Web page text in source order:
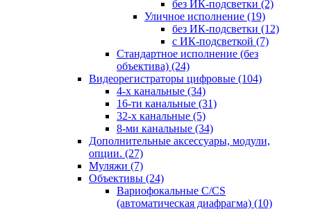
без ИК-подсветки (2)
Уличное исполнение (19)
без ИК-подсветки (12)
с ИК-подсветкой (7)
Стандартное исполнение (без
объектива) (24)
Видеорегистраторы цифровые (104)
4-х канальные (34)
16-ти канальные (31)
32-х канальные (5)
8-ми канальные (34)
Дополнительные аксессуары, модули,
опции. (27)
Муляжи (7)
Объективы (24)
Вариофокальные C/CS
(автоматическая диафрагма) (10)